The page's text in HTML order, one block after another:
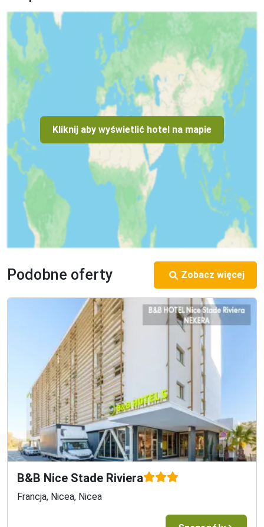
Kliknij aby wyświetlić hotel na mapie
Podobne oferty Zobacz więcej
B&B Nice Stade Riviera
Francja, Nicea, Nicea